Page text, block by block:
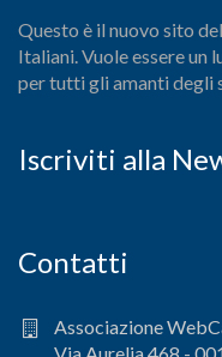
Questo è il nuovo sito
Italiani. Vuole essere un
per tutti gli amanti degli
Iscriviti alla
Contatti
Associazione
Via Aurelia 468 -